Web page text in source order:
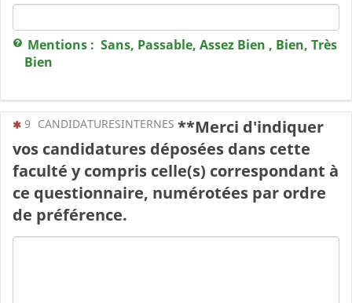
Mentions : Sans, Passable, Assez Bien , Bien, Très
Bien
(Cette question est obligatoire)
9 CANDIDATURESINTERNES **Merci d'indiquer
vos candidatures déposées dans cette
faculté y compris celle(s) correspondant à
ce questionnaire, numérotées par ordre
de préférence.